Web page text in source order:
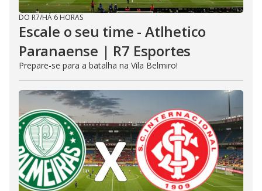
DO R7/HÁ 6 HORAS
Escale o seu time - Atlhetico
Paranaense | R7 Esportes
Prepare-se para a batalha na Vila Belmiro!